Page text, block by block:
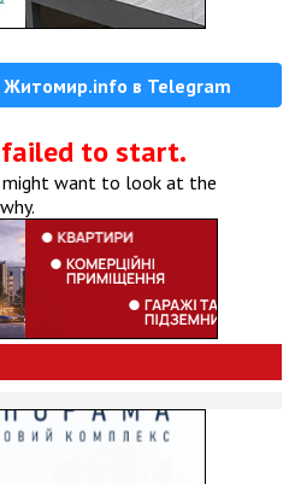
Житомир.info в Telegram
failed to start.
want to look at the